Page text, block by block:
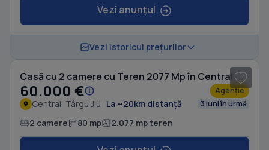
Vezi anunțul
Vezi istoricul prețurilor
Casă cu 2 camere cu Teren 2077 Mp în Central
60.000 € Agenție
Central, Târgu Jiu La ~20km distanță 3 luni în urmă
2 camere 80 mp 2.077 mp teren